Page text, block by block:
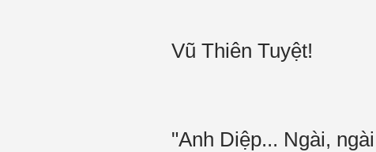
Vũ Thiên Tuyệt!
"Anh Diệp... Ngài,